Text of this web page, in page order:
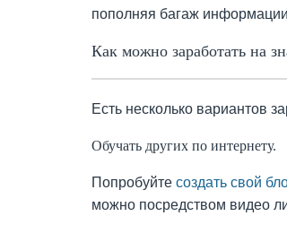
пополняя багаж
Как можно заработать на
Есть несколько вариантов
Обучать других по интернету.
Попробуйте создать свой
можно посредством видео